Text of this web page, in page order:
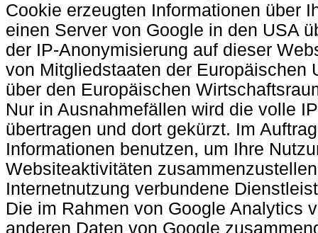
Cookie erzeugten Informationen über
einen Server von Google in den USA
der IP-Anonymisierung auf dieser
von Mitgliedstaaten der Europäischen
über den Europäischen
Nur in Ausnahmefällen wird die volle
übertragen und dort gekürzt. Im
Informationen benutzen, um Ihre
Websiteaktivitäten
Internetnutzung verbundene
Die im Rahmen von Google Analytics
anderen Daten von Google